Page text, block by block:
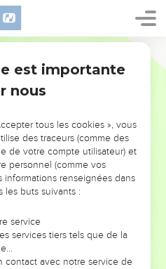
L’ÉVÉNEMENT
!
VOUS ÉVITER LES
?
moins les doutes, les erreurs
traversés, alors même que ce
ont façonnés.
est importante
nous
tous les cookies », vous
des traceurs (comme des
de votre compte utilisateur) et
personnel (comme vos
renseignées dans
les buts suivants :
service
services tiers tels que de la
contact avec notre service de